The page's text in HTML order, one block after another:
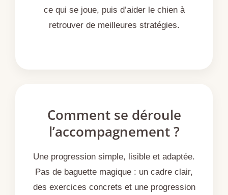
ce qui se joue, puis d’aider le chien à
retrouver de meilleures stratégies.
Comment se déroule
l’accompagnement ?
Une progression simple, lisible et adaptée.
Pas de baguette magique : un cadre clair,
des exercices concrets et une progression